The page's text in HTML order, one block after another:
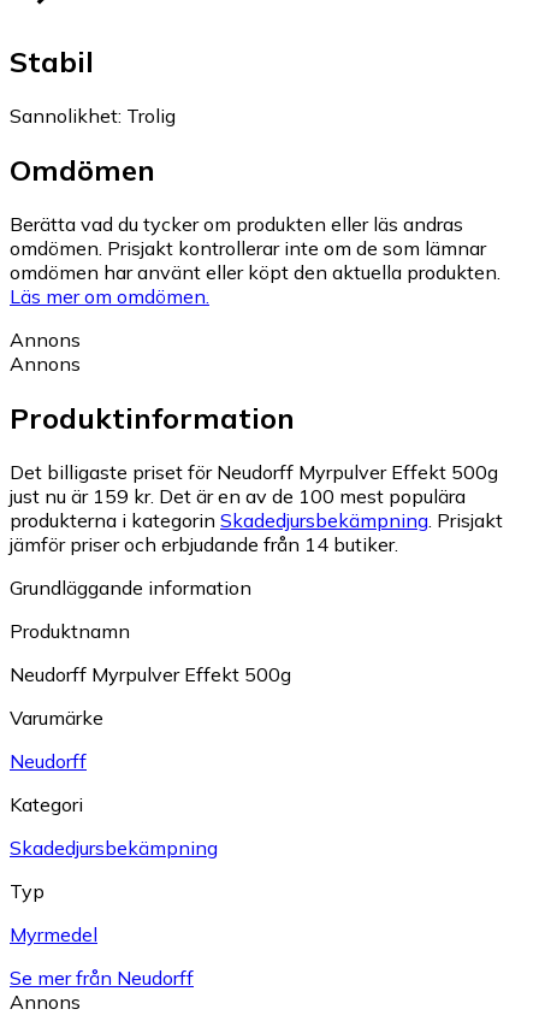
Stabil
Sannolikhet: Trolig
Omdömen
Berätta vad du tycker om produkten eller läs andras
omdömen. Prisjakt kontrollerar inte om de som lämnar
omdömen har använt eller köpt den aktuella produkten.
Läs mer om omdömen.
Annons
Annons
Produktinformation
Det billigaste priset för Neudorff Myrpulver Effekt 500g
just nu är 159 kr. Det är en av de 100 mest populära
produkterna i kategorin Skadedjursbekämpning Prisjakt
jämför priser och erbjudande från 14 butiker.
Grundläggande information
Produktnamn
Neudorff Myrpulver Effekt 500g
Varumärke
Neudorff
Kategori
Skadedjursbekämpning
Typ
Myrmedel
Se mer från Neudorff
Annons